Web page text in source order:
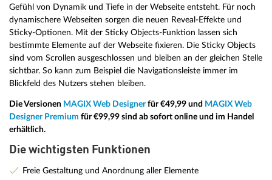
Gefühl von Dynamik und Tiefe in der Webseite entsteht. Für noch
dynamischere Webseiten sorgen die neuen Reveal-Effekte und
Sticky-Optionen. Mit der Sticky Objects-Funktion lassen sich
bestimmte Elemente auf der Webseite fixieren. Die Sticky Objects
sind vom Scrollen ausgeschlossen und bleiben an der gleichen Stelle
sichtbar. So kann zum Beispiel die Navigationsleiste immer im
Blickfeld des Nutzers stehen bleiben.
Die Versionen MAGIX Web Designerfür €49,99 und MAGIX Web
Designer Premium für €99,99 sind ab sofort online und im Handel
erhältlich.
Die wichtigsten Funktionen
Freie Gestaltung und Anordnung aller Elemente